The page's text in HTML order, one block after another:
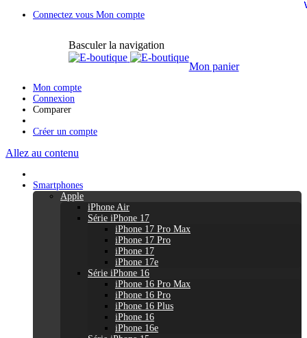
Connectez vous Mon compte
Basculer la navigation
Mon panier
Mon compte
Connexion
Comparer
Créer un compte
Allez au contenu
Smartphones
Apple
iPhone Air
Série iPhone 17
iPhone 17 Pro Max
iPhone 17 Pro
iPhone 17
iPhone 17e
Série iPhone 16
iPhone 16 Pro Max
iPhone 16 Pro
iPhone 16 Plus
iPhone 16
iPhone 16e